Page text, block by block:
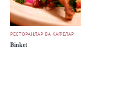
РЕСТОРАНЛАР ВА КАФЕЛАР
Binket